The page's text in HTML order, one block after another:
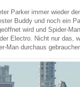
Parker immer wieder
Buddy und noch ein
wird und Spider-
Electro. Nicht nur das,
Man durchaus